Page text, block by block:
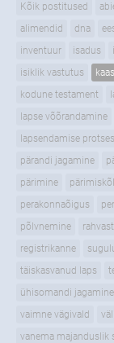
Kõik postitused
alimendid
dna
inventuur
isadus
isiklik vastutus
kodune testament
lapse võõrandamine
lapsendamise
pärandi jagamine
pärimine
perakonnaõigus
põlvnemine
registrikanne
täiskasvanud laps
ühisomandi jagamine
vaimne vägivald
vanema majanduslik